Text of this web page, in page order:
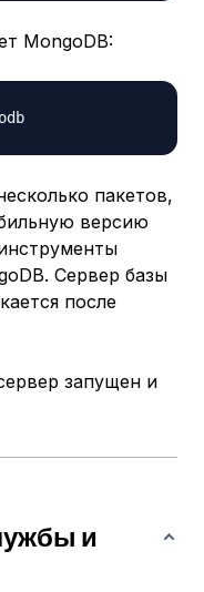
MongoDB:
пакетов,
версию
Сервер базы
после
запущен и
и